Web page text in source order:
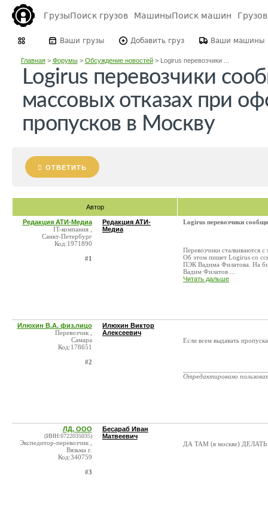
ГрузыПоиск грузов МашиныПоиск машин
Ваши грузы Добавить груз Ваши машины
Главная> Форумы> Обсуждение новостей> Logirus перевозчики ...
Logirus перевозчики
массовых отказах при
пропусков в Москву
ОТВЕТИТЬ
Автор
Редакция АТИ-Медиа
IT-компания ,
Санкт-Петербург
Код:1971890
#1
Редакция АТИ-
Медиа
Logirus перевозчики
Перевозчики сталкиваются
Об этом пишет Logirus со
ПЭК Вадима Филатова. На
Вадим Филатов ...
Читать дальше
Илюхин В.А. физ.лицо
Перевозчик ,
Самара
Код:178651
#2
Илюхин Виктор
Алексеевич
Если всем выдавать
Отредактировано
ЛД, ООО
(ИНН:6722035035)
Экспедитор-перевозчик ,
Вязьма г.
Код:340759
#3
Бесараб Иван
Матвеевич
ДА ТАМ (в москве)